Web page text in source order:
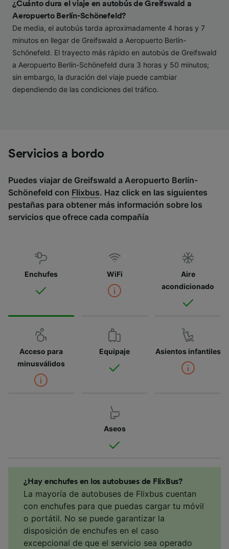
¿Cuánto dura el viaje en autobús de Greifswald a
Aeropuerto Berlín-Schönefeld?
De media, el autobús tarda aproximadamente 4 horas y 7
minutos en llegar de Greifswald a Aeropuerto Berlín-
Schönefeld. El trayecto más rápido en autobús de Greifswald
a Aeropuerto Berlín-Schönefeld dura 3 horas y 50 minutos;
sin embargo, la duración del viaje puede cambiar
dependiendo de las condiciones del tráfico.
Servicios a bordo
Puedes viajar de Greifswald a Aeropuerto Berlín-
Schönefeld con Flixbus. Haz click en las siguientes
pestañas para obtener más información sobre los
servicios que ofrece cada compañía
Enchufes WiFi
Aire
acondicionado
Acceso para
minusválidos
Equipaje Asientos infantiles
Aseos
¿Hay enchufes en los autobuses de FlixBus?
La mayoría de autobuses de Flixbus cuentan
con enchufes para que puedas cargar tu móvil
o portátil. No se puede garantizar la
disposición de enchufes en el caso
excepcional de que el servicio sea operado
audiencia y desarrollo de servicios.
Lista de asociados (proveedores)